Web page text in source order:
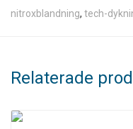
nitroxblandning, tech-
Relaterade